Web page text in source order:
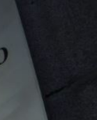
chính trị